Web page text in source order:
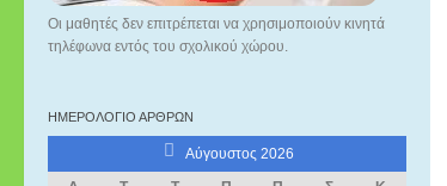
Οι μαθητές δεν επιτρέπεται να χρησιμοποιούν κινητά
τηλέφωνα εντός του σχολικού χώρου.
ΗΜΕΡΟΛΌΓΙΟ ΆΡΘΡΩΝ
Αύγουστος 2026